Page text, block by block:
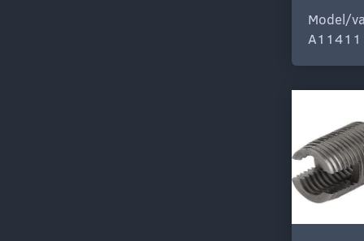
Model/
A11411